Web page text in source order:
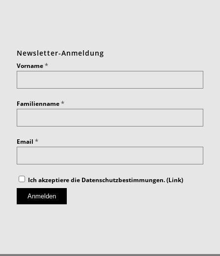
Newsletter-Anmeldung
Vorname*
Familienname*
Email *
Ich akzeptiere die Datenschutzbestimmungen. (Link)